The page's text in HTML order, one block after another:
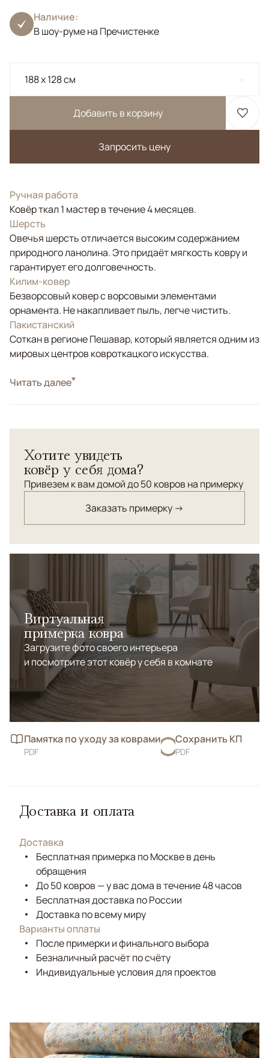
Наличие:
В шоу-руме на Пречистенке
188 x 128 см
Добавить в корзину
Запросить цену
Ручная работа
Ковёр ткал 1 мастер в течение 4 месяцев.
Шерсть
Овечья шерсть отличается высоким содержанием
природного ланолина. Это придаёт мягкость ковру и
гарантирует его долговечность.
Килим-ковер
Безворсовый ковер с ворсовыми элементами
орнамента. Не накапливает пыль, легче чистить.
Пакистанский
Соткан в регионе Пешавар, который является одним из
мировых центров ковроткацкого искусства.
СтильКилимы и сумахи
ворсовых элементов орнамента - "Герат". Соткан в
технологии ручного ковроткачества. Высокая
плотность плетения.
Читать далее
Хотите увидеть
ковёр у себя дома?
Привезем к вам домой до 50 ковров на примерку
Заказать примерку →
Виртуальная
примерка ковра
Загрузите фото своего интерьера
и посмотрите этот ковёр у себя в комнате
Памятка по уходу за коврами
PDF
Сохранить КП
PDF
Доставка и оплата
Доставка
Бесплатная примерка по Москве в день
обращения
До 50 ковров — у вас дома в течение 48 часов
Бесплатная доставка по России
Доставка по всему миру
Варианты оплаты
После примерки и финального выбора
Безналичный расчёт по счёту
Индивидуальные условия для проектов